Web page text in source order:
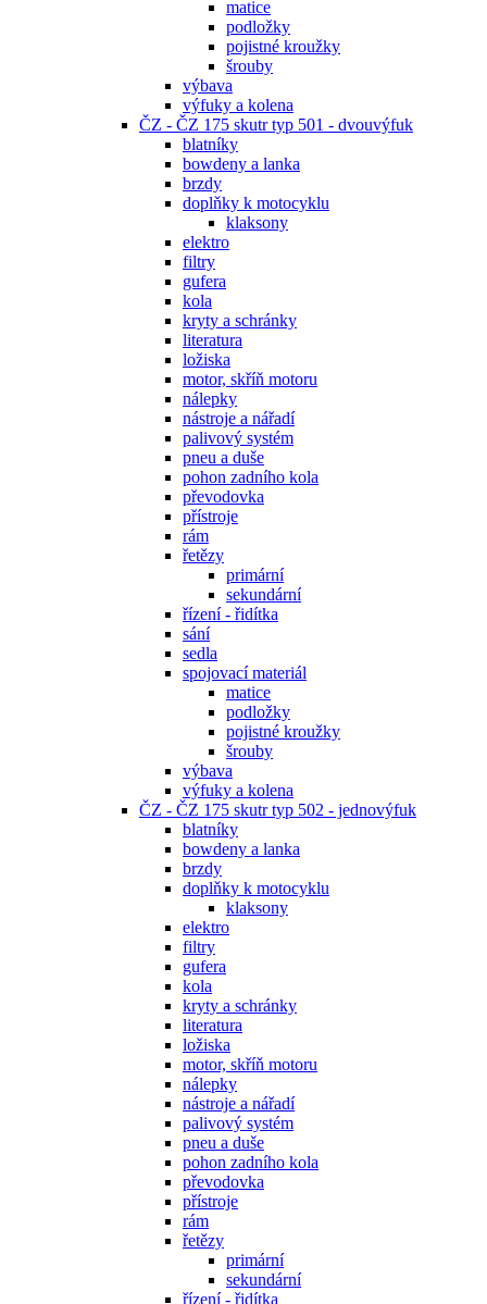
matice
podložky
pojistné kroužky
šrouby
výbava
výfuky a kolena
ČZ - ČZ 175 skutr typ 501 - dvouvýfuk
blatníky
bowdeny a lanka
brzdy
doplňky k motocyklu
klaksony
elektro
filtry
gufera
kola
kryty a schránky
literatura
ložiska
motor, skříň motoru
nálepky
nástroje a nářadí
palivový systém
pneu a duše
pohon zadního kola
převodovka
přístroje
rám
řetězy
primární
sekundární
řízení - řidítka
sání
sedla
spojovací materiál
matice
podložky
pojistné kroužky
šrouby
výbava
výfuky a kolena
ČZ - ČZ 175 skutr typ 502 - jednovýfuk
blatníky
bowdeny a lanka
brzdy
doplňky k motocyklu
klaksony
elektro
filtry
gufera
kola
kryty a schránky
literatura
ložiska
motor, skříň motoru
nálepky
nástroje a nářadí
palivový systém
pneu a duše
pohon zadního kola
převodovka
přístroje
rám
řetězy
primární
sekundární
řízení - řidítka